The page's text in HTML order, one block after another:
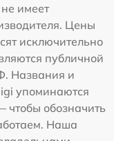
имеет
Цены
исключительно
публичной
Названия и
упоминаются
обозначить
Наша